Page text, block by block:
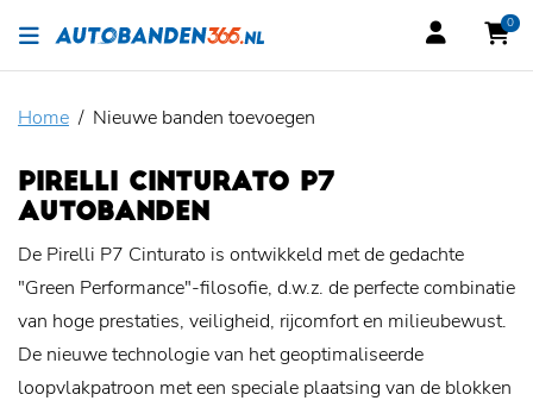
0
Home Nieuwe banden toevoegen
PIRELLI CINTURATO P7
AUTOBANDEN
De Pirelli P7 Cinturato is ontwikkeld met de gedachte
"Green Performance"-filosofie, d.w.z. de perfecte combinatie
van hoge prestaties, veiligheid, rijcomfort en milieubewust.
De nieuwe technologie van het geoptimaliseerde
loopvlakpatroon met een speciale plaatsing van de blokken